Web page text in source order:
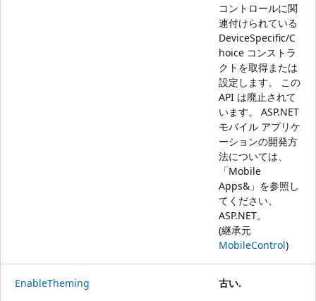
コントロールに関
連付けられている
DeviceSpecific/C
hoice コンストラ
クトを取得または
設定します。 この
API は廃止されて
います。 ASP.NET
モバイル アプリケ
ーションの開発方
法については、
「Mobile
Apps&」を参照し
てください。
ASP.NET。
(継承元
MobileControl)
EnableTheming
古い.